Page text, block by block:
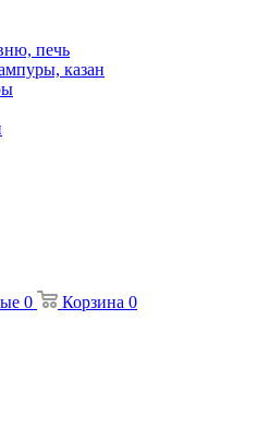
печь
казан
0 Корзина 0